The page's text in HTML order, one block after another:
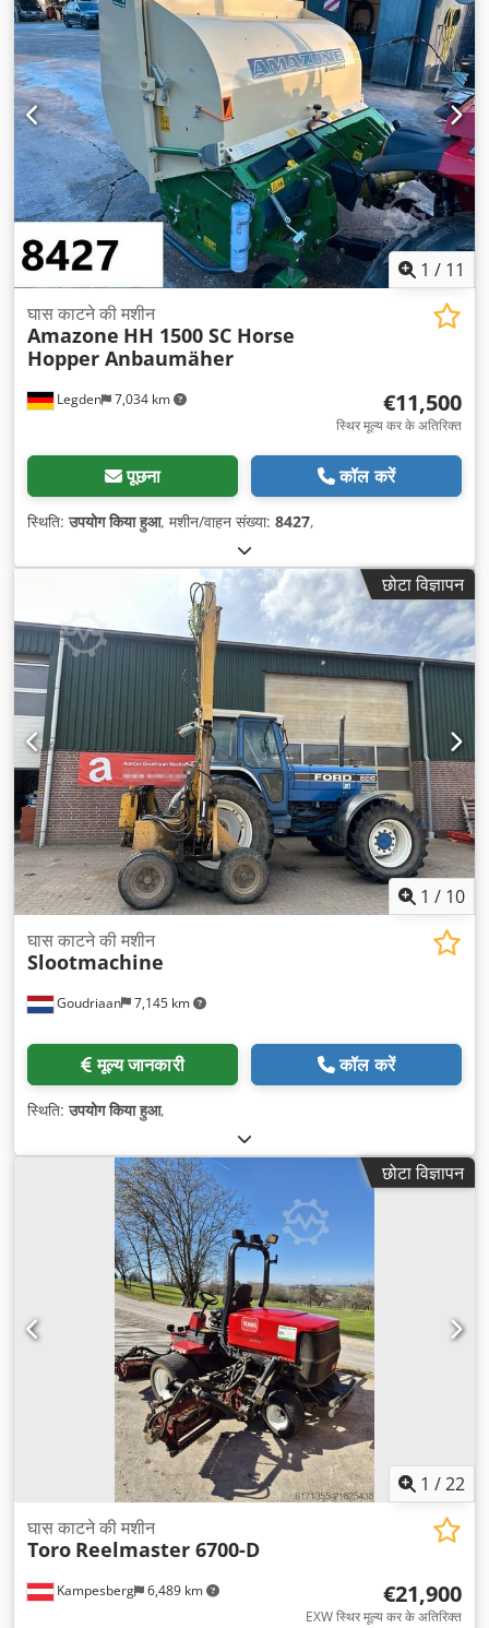
1 / 11
Legden 7,034 km
घास काटने की मशीन
Amazone HH 1500 SC Horse
Hopper Anbaumäher
€11,500
स्थिर मूल्य कर के अतिरिक्त
पूछना कॉल करें
स्थिति:उपयोग किया हुआ, मशीन/वाहन संख्या: 8427,
छोटा विज्ञापन
1 / 10
Goudriaan 7,145 km
घास काटने की मशीन
Slootmachine
मूल्य जानकारी कॉल करें
स्थिति:उपयोग किया हुआ,
छोटा विज्ञापन
1 /22
Kampesberg 6,489 km
घास काटने की मशीन
Toro Reelmaster 6700-D
€21,900
EXW स्थिर मूल्य कर के अतिरिक्त